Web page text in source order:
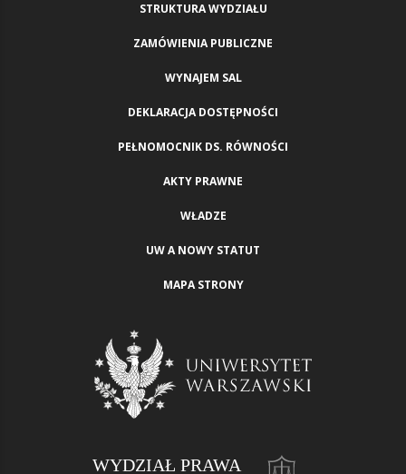
STRUKTURA WYDZIAŁU
ZAMÓWIENIA PUBLICZNE
WYNAJEM SAL
DEKLARACJA DOSTĘPNOŚCI
PEŁNOMOCNIK DS. RÓWNOŚCI
AKTY PRAWNE
WŁADZE
UW A NOWY STATUT
MAPA STRONY
WYDZIAŁ PRAWA